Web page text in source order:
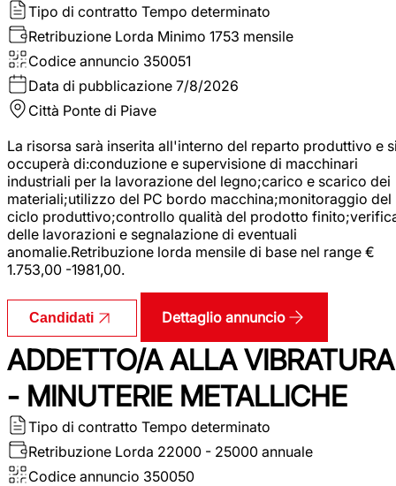
Tipo di contratto Tempo determinato
Retribuzione Lorda Minimo 1753 mensile
Codice annuncio 350051
Data di pubblicazione 7/8/2026
Città Ponte di Piave
La risorsa sarà inserita all'interno del reparto produttivo e
occuperà di:conduzione e supervisione di macchinari
industriali per la lavorazione del legno;carico e scarico dei
materiali;utilizzo del PC bordo macchina;monitoraggio del
ciclo produttivo;controllo qualità del prodotto
delle lavorazioni e segnalazione di eventuali
anomalie.Retribuzione lorda mensile di base nel range €
1.753,00 -1981,00.
Candidati Dettaglio annuncio
ADDETTO/A ALLA VIBRATURA
- MINUTERIE METALLICHE
Tipo di contratto Tempo determinato
Retribuzione Lorda 22000 - 25000 annuale
Codice annuncio 350050